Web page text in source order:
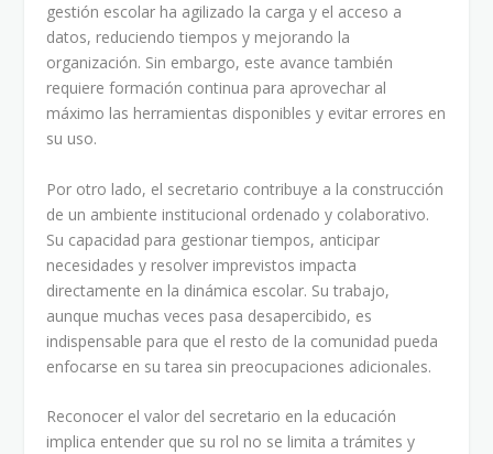
gestión escolar ha agilizado la carga y el acceso a
datos, reduciendo tiempos y mejorando la
organización. Sin embargo, este avance también
requiere formación continua para aprovechar al
máximo las herramientas disponibles y evitar errores en
su uso.
Por otro lado, el secretario contribuye a la construcción
de un ambiente institucional ordenado y colaborativo.
Su capacidad para gestionar tiempos, anticipar
necesidades y resolver imprevistos impacta
directamente en la dinámica escolar. Su trabajo,
aunque muchas veces pasa desapercibido, es
indispensable para que el resto de la comunidad pueda
enfocarse en su tarea sin preocupaciones adicionales.
Reconocer el valor del secretario en la educación
implica entender que su rol no se limita a trámites y